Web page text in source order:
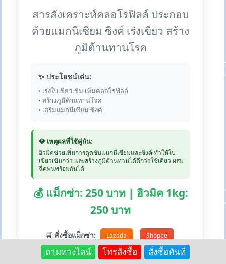
สารสังเคราะห์คลอโรฟิลล์ ประกอบ
ด้วยแมกนีเซียม ซิงค์ เร่งเขียว สร้าง
ภูมิต้านทานโรค
✨ ประโยชน์เด่น:
• เร่งใบเขียวเข้ม เพิ่มคลอโรฟิลล์
• สร้างภูมิต้านทานโรค
• เสริมแมกนีเซียม ซิงค์
💎 เหตุผลที่ใช้คู่กัน:
ฮิวมิคช่วยเพิ่มการดูดซับแมกนีเซียมและซิงค์ ทำให้ใบ
เขียวเข้มกว่า และสร้างภูมิต้านทานได้ดีกว่าใช้เดี่ยว ผสม
ฉีดพ่นพร้อมกันได้
💰 แม็กซ่า: 250 บาท | ฮิวมิค 1kg:
250 บาท
🛒 สั่งซื้อแม็กซ่า: Lazada Shopee
ถามทางไลน์ โทรสั่งซื้อ สั่งซื้อทันที